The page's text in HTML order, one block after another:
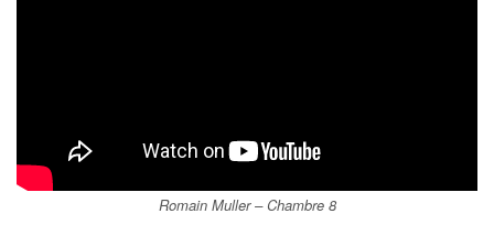
Romain Muller – Chambre 8